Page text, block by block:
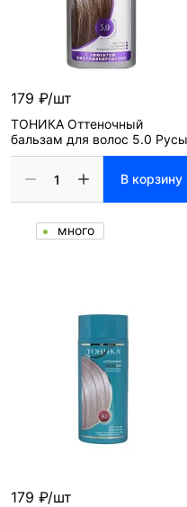
179 ₽/шт
ТОНИКА Оттеночный
бальзам для волос 5.0
В корзину
много
179 ₽/шт